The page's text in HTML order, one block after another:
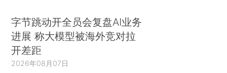
字节跳动开全员会复盘AI业务
进展 称大模型被海外竞对拉
开差距
2026年08月07日